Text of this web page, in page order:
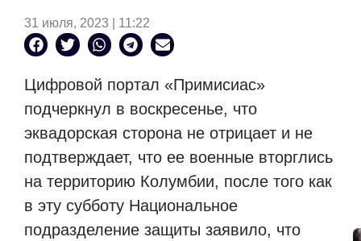
31 июля, 2023 | 11:22
Цифровой портал «Примисиас»
подчеркнул в воскресенье, что
эквадорская сторона не отрицает и не
подтверждает, что ее военные вторглись
на территорию Колумбии, после того как
в эту субботу Национальное
подразделение защиты заявило, что